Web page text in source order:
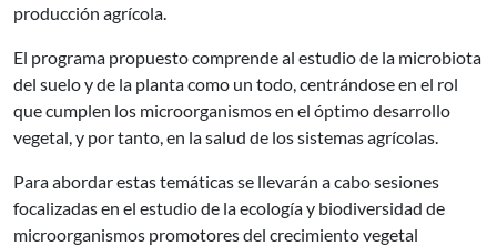
producción agrícola.
El programa propuesto comprende al estudio de la microbiota
del suelo y de la planta como un todo, centrándose en el rol
que cumplen los microorganismos en el óptimo desarrollo
vegetal, y por tanto, en la salud de los sistemas agrícolas.
Para abordar estas temáticas se llevarán a cabo sesiones
focalizadas en el estudio de la ecología y biodiversidad de
microorganismos promotores del crecimiento vegetal